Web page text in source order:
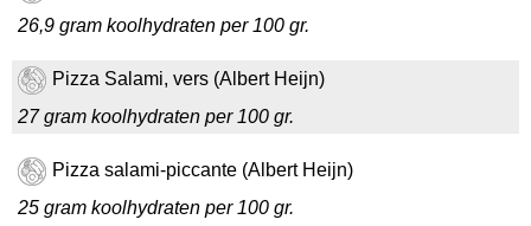
26,9 gram koolhydraten per 100 gr.
Pizza Salami, vers (Albert Heijn)
27 gram koolhydraten per 100 gr.
Pizza salami-piccante (Albert Heijn)
25 gram koolhydraten per 100 gr.